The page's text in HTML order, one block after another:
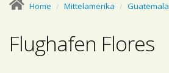
Home Mittelamerika Guatemala
Flughafen Flores